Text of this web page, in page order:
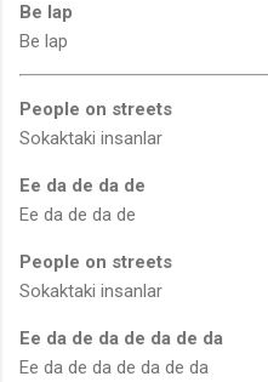
Be lap
Be lap
People on streets
Sokaktaki insanlar
Ee da de da de
Ee da de da de
People on streets
Sokaktaki insanlar
Ee da de da de da de da
Ee da de da de da de da